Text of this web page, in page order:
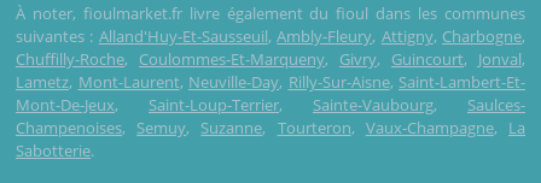
À noter, fioulmarket.fr livre également du fioul dans les communes
suivantes : Alland'Huy-Et-Sausseuil,Ambly-Fleury, Attigny, Charbogne,
Chuffilly-Roche, Coulommes-Et-Marqueny, Givry, Guincourt, Jonval,
Lametz, Mont-Laurent, Neuville-Day, Rilly-Sur-Aisne, Saint-Lambert-Et-
Mont-De-Jeux, Saint-Loup-Terrier, Sainte-Vaubourg, Saulces-
Champenoises, Semuy, Suzanne, Tourteron, Vaux-Champagne, La
Sabotterie.